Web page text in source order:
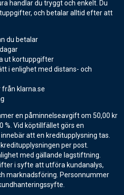
handlar du tryggt och enkelt. Du
och betalar alltid efter att
du betalar
ut kortuppgifter
i enlighet med distans- och
från klarna.se
en påminnelseavgift om 50,00 kr
%. Vid köptillfället görs en
att en kreditupplysning tas.
per post.
med gällande lagstiftning.
i syfte att utföra kundanalys,
marknadsföring. Personnummer